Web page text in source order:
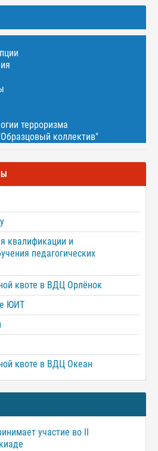
терроризма
коллектив"
квалификации и
педагогических
квоте в ВДЦ Орлёнок
ЮИТ
квоте в ВДЦ Океан
участие во II